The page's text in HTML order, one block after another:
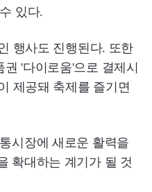
있다.
행사도 진행된다. 또한
'다이로움'으로 결제시
제공돼 축제를 즐기면
시장에 새로운 활력을
확대하는 계기가 될 것